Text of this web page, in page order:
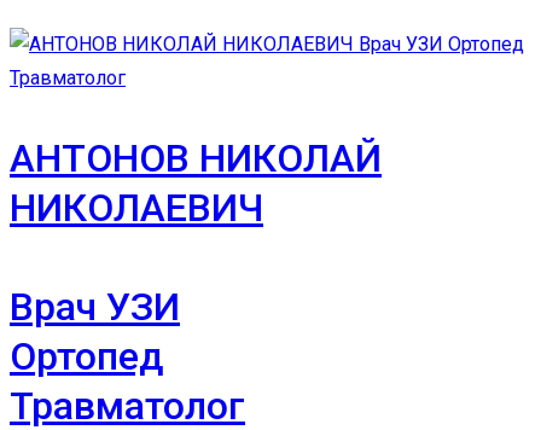
АНТОНОВ НИКОЛАЙ
НИКОЛАЕВИЧ
Врач УЗИ
Ортопед
Травматолог